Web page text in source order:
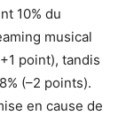
10% du
musical
point), tandis
(–2 points).
en cause de